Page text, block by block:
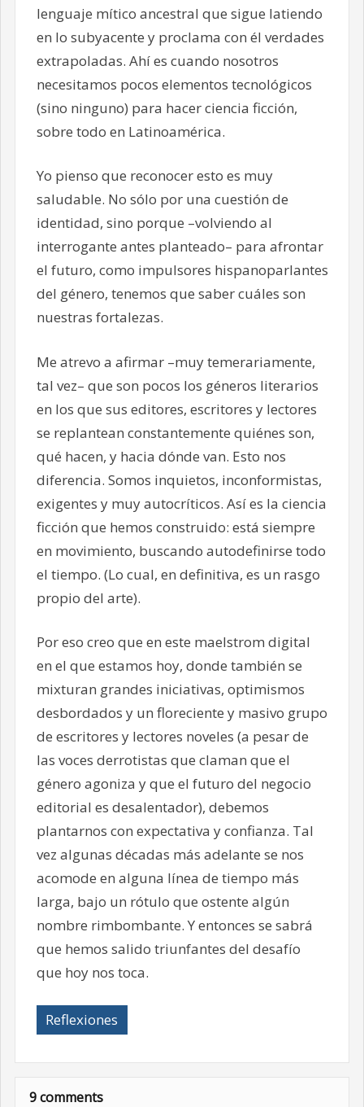
lenguaje mítico ancestral que sigue latiendo
en lo subyacente y proclama con él verdades
extrapoladas. Ahí es cuando nosotros
necesitamos pocos elementos tecnológicos
(sino ninguno) para hacer ciencia ficción,
sobre todo en Latinoamérica.
Yo pienso que reconocer esto es muy
saludable. No sólo por una cuestión de
identidad, sino porque –volviendo al
interrogante antes planteado– para afrontar
el futuro, como impulsores hispanoparlantes
del género, tenemos que saber cuáles son
nuestras fortalezas.
Me atrevo a afirmar –muy temerariamente,
tal vez– que son pocos los géneros literarios
en los que sus editores, escritores y lectores
se replantean constantemente quiénes son,
qué hacen, y hacia dónde van. Esto nos
diferencia. Somos inquietos, inconformistas,
exigentes y muy autocríticos. Así es la ciencia
ficción que hemos construido: está siempre
en movimiento, buscando autodefinirse todo
el tiempo. (Lo cual, en definitiva, es un rasgo
propio del arte).
Por eso creo que en este maelstrom digital
en el que estamos hoy, donde también se
mixturan grandes iniciativas, optimismos
desbordados y un floreciente y masivo grupo
de escritores y lectores noveles (a pesar de
las voces derrotistas que claman que el
género agoniza y que el futuro del negocio
editorial es desalentador), debemos
plantarnos con expectativa y confianza. Tal
vez algunas décadas más adelante se nos
acomode en alguna línea de tiempo más
larga, bajo un rótulo que ostente algún
nombre rimbombante. Y entonces se sabrá
que hemos salido triunfantes del desafío
que hoy nos toca.
Reflexiones
9 comments